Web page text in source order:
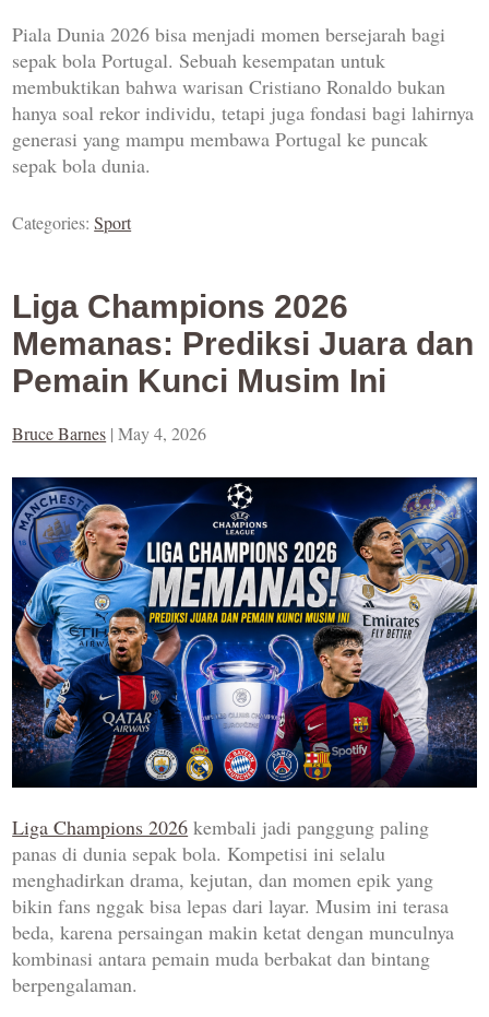
Piala Dunia 2026 bisa menjadi momen bersejarah bagi
sepak bola Portugal. Sebuah kesempatan untuk
membuktikan bahwa warisan Cristiano Ronaldo bukan
hanya soal rekor individu, tetapi juga fondasi bagi lahirnya
generasi yang mampu membawa Portugal ke puncak
sepak bola dunia.
Categories:Sport
Liga Champions 2026
Memanas: Prediksi Juara dan
Pemain Kunci Musim Ini
Bruce Barnes |May 4, 2026
Liga Champions 2026 kembali jadi panggung paling
panas di dunia sepak bola. Kompetisi ini selalu
menghadirkan drama, kejutan, dan momen epik yang
bikin fans nggak bisa lepas dari layar. Musim ini terasa
beda, karena persaingan makin ketat dengan munculnya
kombinasi antara pemain muda berbakat dan bintang
berpengalaman.